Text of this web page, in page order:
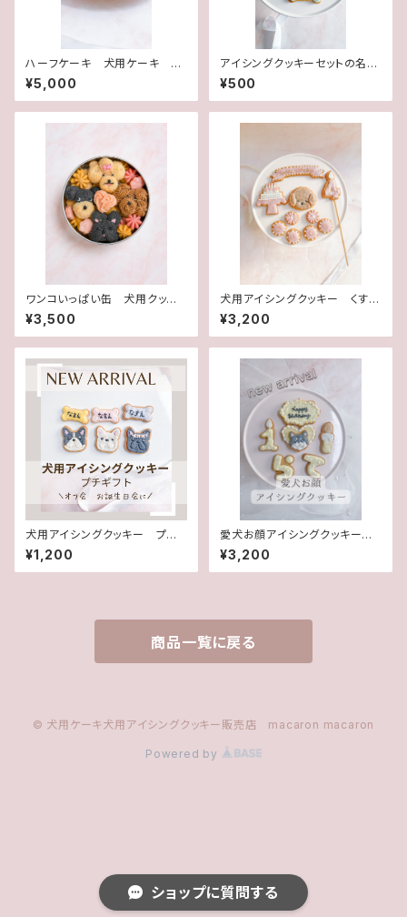
ショップに質問する
ハーフケーキ 犬用ケーキ オ
ーダーケーキ
¥5,000
アイシングクッキーセットの名前
追加
¥500
ワンコいっぱい缶 犬用クッキ
ー缶
¥3,500
犬用アイシングクッキー くすみ
カラー 犬用ケーキ 犬用クッ
キー
¥3,200
犬用アイシングクッキー プチ
ギフト
¥1,200
愛犬お顔アイシングクッキーセッ
ト(犬用アイシングクッキー)
¥3,200
商品一覧に戻る
© 犬用ケーキ犬用アイシングクッキー販売店 macaron macaron
Powered by